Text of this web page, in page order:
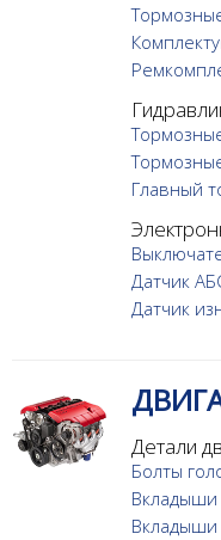
Главный
Датчик
Датчик
Детали
Болты